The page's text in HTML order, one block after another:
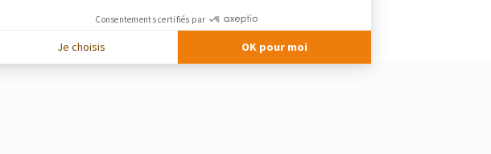
Consentements certifiés par
Je choisis OK pour moi